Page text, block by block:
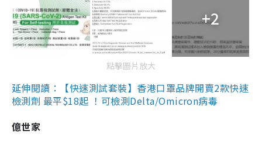
+2
點擊圖片放大
延伸閱讀：【快速測試套裝】香港口罩品牌開賣2款快速
檢測劑 最平$18起 ！可檢測Delta/Omicron病毒
億世家